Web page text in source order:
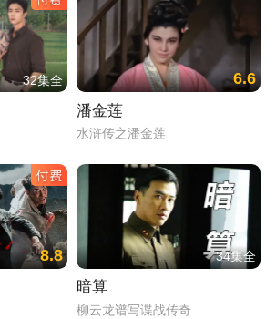
32集全 6.6
潘金莲
水浒传之潘金莲
8.8 34集全
暗算
柳云龙谱写谍战传奇